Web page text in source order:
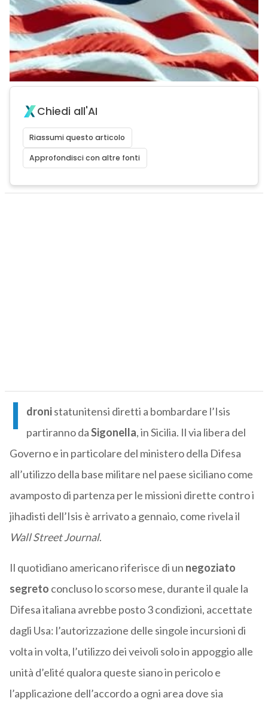
Chiedi all'AI
Riassumi questo articolo
Approfondisci con altre fonti
I dronistatunitensi diretti a bombardare l’Isis
partiranno daSigonella, in Sicilia. Il via libera del
Governo e in particolare del ministero della Difesa
all’utilizzo della base militare nel paese siciliano come
avamposto di partenza per le missioni dirette contro i
jihadisti dell’Isis è arrivato a gennaio, come rivela il
Wall Street Journal.
Il quotidiano americano riferisce di un negoziato
segreto concluso lo scorso mese, durante il quale la
Difesa italiana avrebbe posto 3 condizioni, accettate
dagli Usa: l’autorizzazione delle singole incursioni di
volta in volta, l’utilizzo dei veivoli solo in appoggio alle
unità d’elité qualora queste siano in pericolo e
l’applicazione dell’accordo a ogni area dove sia